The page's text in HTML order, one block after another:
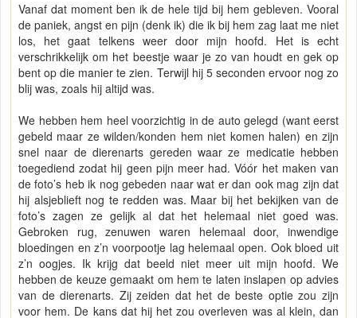
Vanaf dat moment ben ik de hele tijd bij hem gebleven. Vooral
de paniek, angst en pijn (denk ik) die ik bij hem zag laat me niet
los, het gaat telkens weer door mijn hoofd. Het is echt
verschrikkelijk om het beestje waar je zo van houdt en gek op
bent op die manier te zien. Terwijl hij 5 seconden ervoor nog zo
blij was, zoals hij altijd was.
We hebben hem heel voorzichtig in de auto gelegd (want eerst
gebeld maar ze wilden/konden hem niet komen halen) en zijn
snel naar de dierenarts gereden waar ze medicatie hebben
toegediend zodat hij geen pijn meer had. Vóór het maken van
de foto’s heb ik nog gebeden naar wat er dan ook mag zijn dat
hij alsjeblieft nog te redden was. Maar bij het bekijken van de
foto’s zagen ze gelijk al dat het helemaal niet goed was.
Gebroken rug, zenuwen waren helemaal door, inwendige
bloedingen en z’n voorpootje lag helemaal open. Ook bloed uit
z’n oogjes. Ik krijg dat beeld niet meer uit mijn hoofd. We
hebben de keuze gemaakt om hem te laten inslapen op advies
van de dierenarts. Zij zeiden dat het de beste optie zou zijn
voor hem. De kans dat hij het zou overleven was al klein, dan